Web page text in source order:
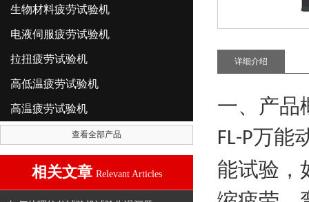
生物材料疲劳试验机
电液伺服疲劳试验机
拉扭疲劳试验机
高低温疲劳试验机
高温疲劳试验机
查看全部产品
相关文章 Relevant Articles
详细介绍
一、产品
FL-P万能
能试验，